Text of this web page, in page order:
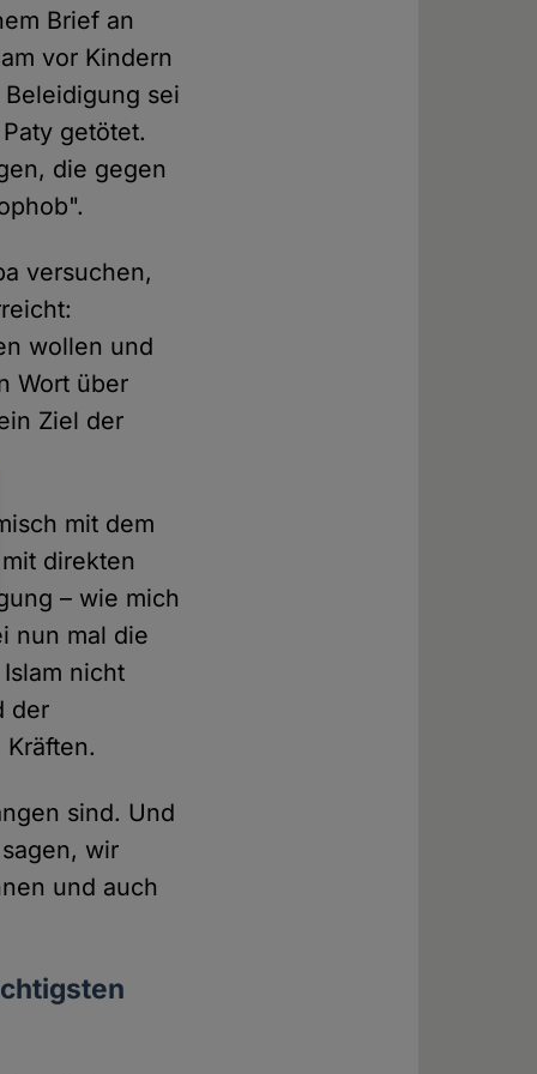
Brief an
vor Kindern
sei
getötet.
die gegen
versuchen,
wollen und
Wort über
Ziel der
mit dem
direkten
– wie mich
nun mal die
nicht
der
sind. Und
wir
und auch